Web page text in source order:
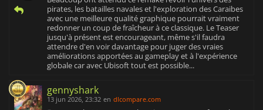
pirates, les batailles navales et l'exploration des Caraibes
avec une meilleure qualité graphique pourrait vraiment
redonner un coup de fraîcheur à ce classique. Le Teaser
jusqu'à présent est encourageant, même s'il faudra
attendre d'en voir davantage pour juger des vraies
améliorations apportées au gameplay et à l'expérience
globale car avec Ubisoft tout est possible...
gennyshark
13 jun 2026, 23:32 en dlcompare.com